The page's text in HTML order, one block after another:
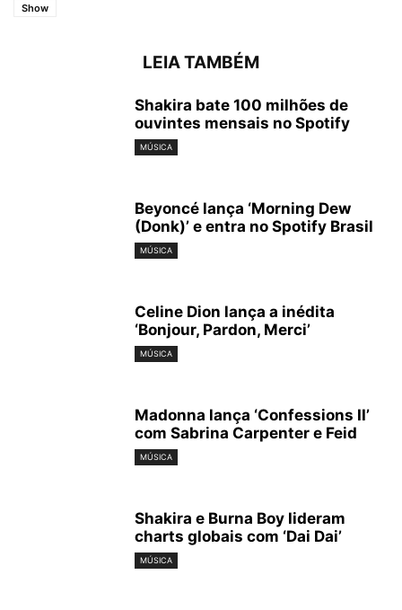
Show
LEIA TAMBÉM
Shakira bate 100 milhões de
ouvintes mensais no Spotify
MÚSICA
Beyoncé lança ‘Morning Dew
(Donk)’ e entra no Spotify Brasil
MÚSICA
Celine Dion lança a inédita
‘Bonjour, Pardon, Merci’
MÚSICA
Madonna lança ‘Confessions II’
com Sabrina Carpenter e Feid
MÚSICA
Shakira e Burna Boy lideram
charts globais com ‘Dai Dai’
MÚSICA